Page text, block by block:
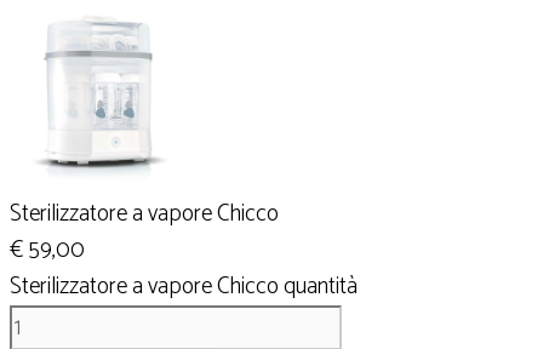
Sterilizzatore a vapore Chicco
€59,00
Sterilizzatore a vapore Chicco quantità